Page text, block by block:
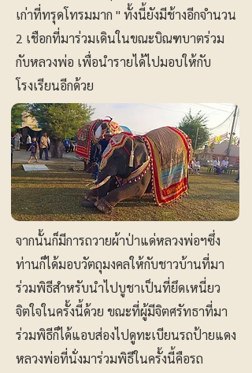
เก่าที่ทรุดโทรมมาก " ทั้งนี้ยังมีช้างอีกจำนวน
2 เชือกที่มาร่วมเดินในขณะบิณฑบาตร่วม
กับหลวงพ่อ เพื่อนำรายได้ไปมอบให้กับ
โรงเรียนอีกด้วย
จากนั้นก็มีการถวายผ้าป่าแด่หลวงพ่อฯซึ่ง
ท่านก็ได้มอบวัตถุมงคลให้กับชาวบ้านที่มา
ร่วมพิธีสำหรับนำไปบูชาเป็นที่ยึดเหนี่ยว
จิตใจในครั้งนี้ด้วย ขณะที่ผู้มีจิตศรัทธาที่มา
ร่วมพิธีก็ได้แอบส่องไปดูทะเบียนรถป้ายแดง
หลวงพ่อที่นั่งมาร่วมพิธีในครั้งนี้คือรถ